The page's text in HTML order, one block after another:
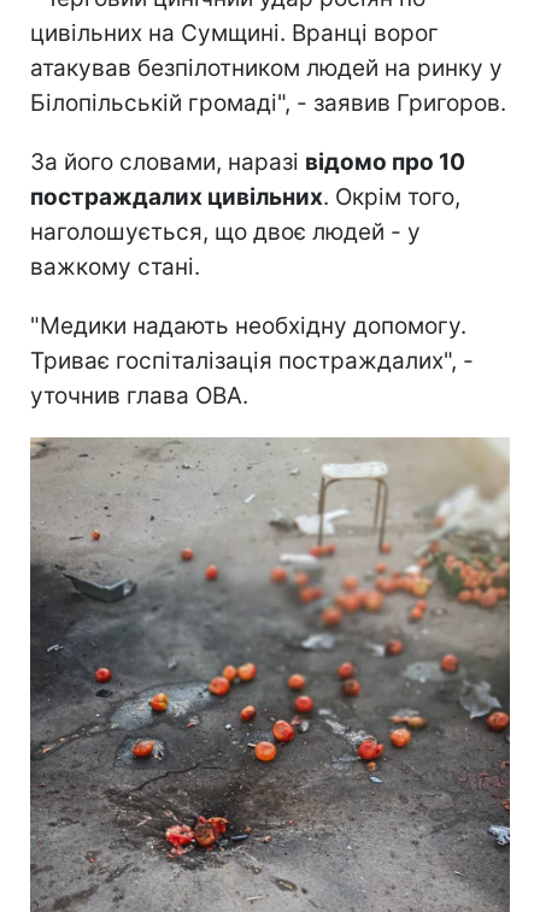
цивільних на Сумщині. Вранці ворог
атакував безпілотником людей на ринку у
Білопільській громаді", - заявив Григоров.
За його словами, наразі відомо про 10
постраждалих цивільних. Окрім того,
наголошується, що двоє людей - у
важкому стані.
"Медики надають необхідну допомогу.
Триває госпіталізація постраждалих", -
уточнив глава ОВА.